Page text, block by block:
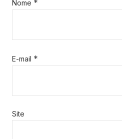
Nome *
E-mail *
Site